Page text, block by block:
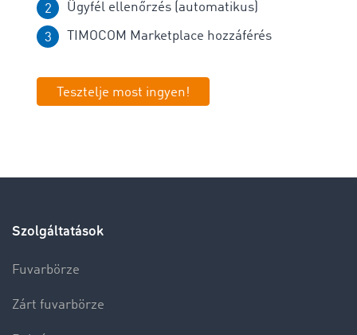
Ügyfél ellenőrzés (automatikus)
TIMOCOM Marketplace hozzáférés
Tesztelje most ingyen!
Szolgáltatások
Fuvarbörze
Zárt fuvarbörze